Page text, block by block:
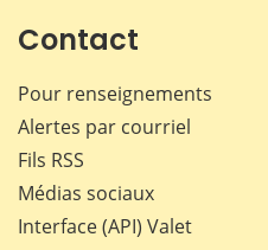
Contact
Pour renseignements
Alertes par courriel
Fils RSS
Médias sociaux
Interface (API) Valet